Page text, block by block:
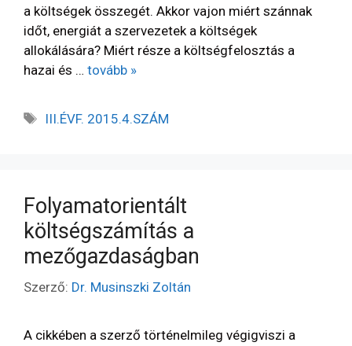
a költségek összegét. Akkor vajon miért szánnak
időt, energiát a szervezetek a költségek
allokálására? Miért része a költségfelosztás a
hazai és … tovább »
III.ÉVF. 2015.4.SZÁM
Folyamatorientált
költségszámítás a
mezőgazdaságban
Szerző: Dr. Musinszki Zoltán
A cikkében a szerző történelmileg végigviszi a